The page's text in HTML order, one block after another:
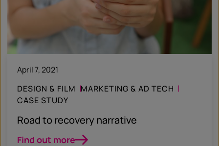
April 7, 2021
DESIGN & FILM MARKETING & AD TECH
CASE STUDY
Road to recovery narrative
Find out more